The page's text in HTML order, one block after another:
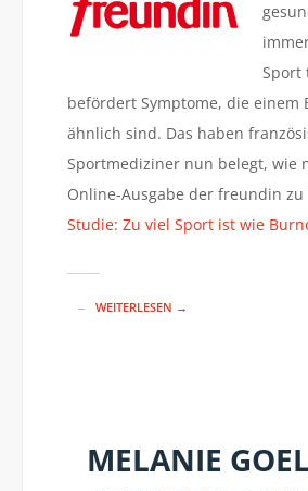
Sport
befördert Symptome, die einem
ähnlich sind. Das haben
Sportmediziner nun belegt, wie
Online-Ausgabe der freundin zu
Studie: Zu viel Sport ist wie
WEITERLESEN →
MELANIE